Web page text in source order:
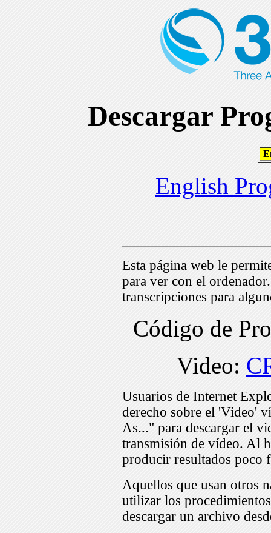
Descargar
English
Esta página web le
para ver con el
transcripciones para
Código de
Video:
Usuarios de Internet
derecho sobre el 'Video'
As..." para descargar el
transmisión de vídeo. Al
producir resultados poco
Aquellos que usan otros
utilizar los
descargar un archivo